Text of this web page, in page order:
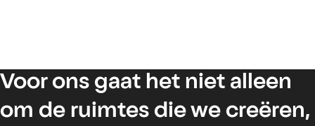
Voor ons gaat het niet alleen
om de ruimtes die we creëren,